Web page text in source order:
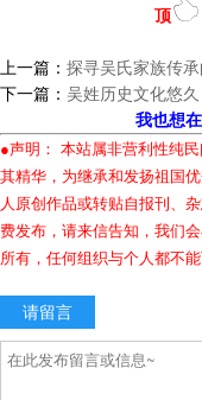
顶
上一篇： 探寻吴氏家族传
下一篇： 吴姓历史文化悠久
我也想
●声明： 本站属非营利性纯
其精华，为继承和发扬祖国
人原创作品或转贴自报刊、
费发布，请来信告知，我们
所有，任何组织与个人都不
请留言